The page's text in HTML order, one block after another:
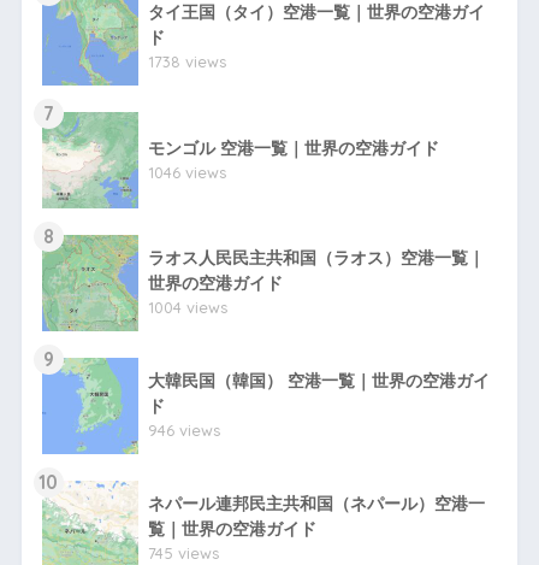
タイ王国（タイ）空港一覧｜世界の空港ガイ
ド
1738 views
7
モンゴル 空港一覧｜世界の空港ガイド
1046 views
8
ラオス人民民主共和国（ラオス）空港一覧｜
世界の空港ガイド
1004 views
9
大韓民国（韓国） 空港一覧｜世界の空港ガイ
ド
946 views
10
ネパール連邦民主共和国（ネパール）空港一
覧｜世界の空港ガイド
745 views